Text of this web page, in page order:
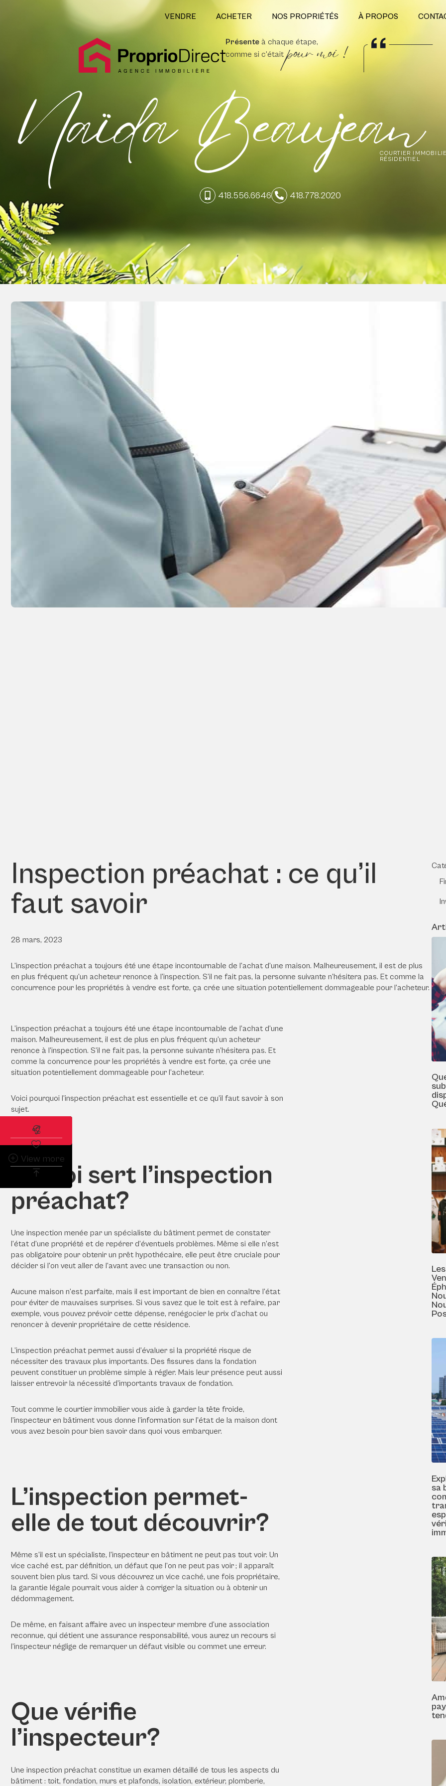
VENDRE ACHETER NOS PROPRIÉTÉS À PROPOS
Présente à chaque étape,
comme si c'était pour moi !
Naïda Beaujean
COURTIER
RÉSIDENTIEL
418.556.6646 418.778.2020
Inspection préachat : ce qu’il
faut savoir
28 mars, 2023
L’inspection préachat a toujours été une étape incontournable de l’achat d’une maison. Malheureusement, il est de plus
en plus fréquent qu’un acheteur renonce à l’inspection. S’il ne fait pas, la personne suivante n’hésitera pas. Et comme la
concurrence pour les propriétés à vendre est forte, ça crée une situation potentiellement dommageable pour l’acheteur.
L’inspection préachat a toujours été une étape incontournable de l’achat d’une
maison. Malheureusement, il est de plus en plus fréquent qu’un acheteur
renonce à l’inspection. S’il ne fait pas, la personne suivante n’hésitera pas. Et
comme la concurrence pour les propriétés à vendre est forte, ça crée une
situation potentiellement dommageable pour l’acheteur.
Voici pourquoi l’inspection préachat est essentielle et ce qu’il faut savoir à son
sujet.
À quoi sert l’inspection
préachat?
Une inspection menée par un spécialiste du bâtiment permet de constater
l’état d’une propriété et de repérer d’éventuels problèmes. Même si elle n’est
pas obligatoire pour obtenir un prêt hypothécaire, elle peut être cruciale pour
décider si l’on veut aller de l’avant avec une transaction ou non.
Aucune maison n’est parfaite, mais il est important de bien en connaître l’état
pour éviter de mauvaises surprises. Si vous savez que le toit est à refaire, par
exemple, vous pouvez prévoir cette dépense, renégocier le prix d’achat ou
renoncer à devenir propriétaire de cette résidence.
L’inspection préachat permet aussi d’évaluer si la propriété risque de
nécessiter des travaux plus importants. Des fissures dans la fondation
peuvent constituer un problème simple à régler. Mais leur présence peut aussi
laisser entrevoir la nécessité d’importants travaux de fondation.
Tout comme le courtier immobilier vous aide à garder la tête froide,
l’inspecteur en bâtiment vous donne l’information sur l’état de la maison dont
vous avez besoin pour bien savoir dans quoi vous embarquer.
L’inspection permet-
elle de tout découvrir?
Même s’il est un spécialiste, l’inspecteur en bâtiment ne peut pas tout voir. Un
vice caché est, par définition, un défaut que l’on ne peut pas voir ; il apparaît
souvent bien plus tard. Si vous découvrez un vice caché, une fois propriétaire,
la garantie légale pourrait vous aider à corriger la situation ou à obtenir un
dédommagement.
De même, en faisant affaire avec un inspecteur membre d’une association
reconnue, qui détient une assurance responsabilité, vous aurez un recours si
l’inspecteur néglige de remarquer un défaut visible ou commet une erreur.
Que vérifie
l’inspecteur?
Une inspection préachat constitue un examen détaillé de tous les aspects du
bâtiment : toit, fondation, murs et plafonds, isolation, extérieur, plomberie,
sa
View more